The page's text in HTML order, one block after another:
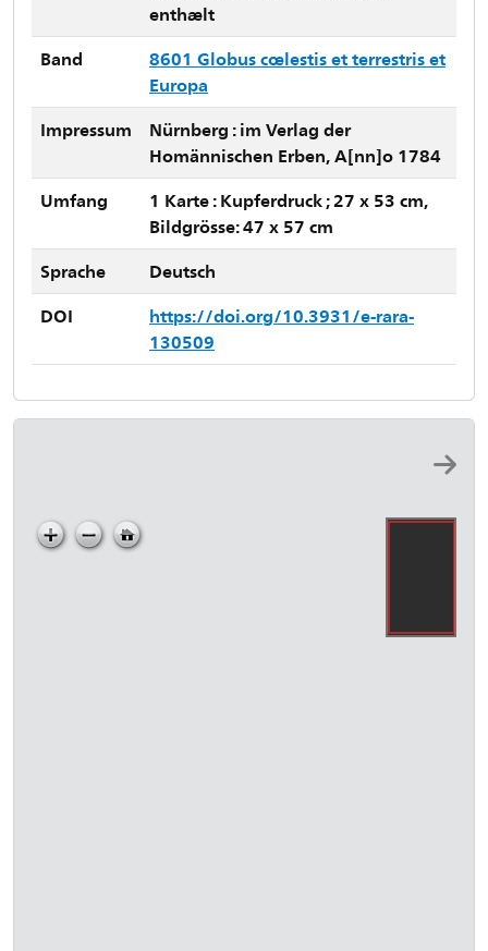
enthælt
Band
8601 Globus cœlestis et terrestris et
Europa
Impressum
Nürnberg : im Verlag der
Homännischen Erben, A[nn]o 1784
Umfang
1 Karte : Kupferdruck ; 27 x 53 cm,
Bildgrösse: 47 x 57 cm
Sprache
Deutsch
DOI
https://doi.org/10.3931/e-rara-
130509